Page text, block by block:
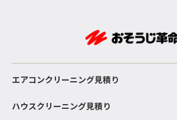
エアコンクリーニング見積り
ハウスクリーニング見積り